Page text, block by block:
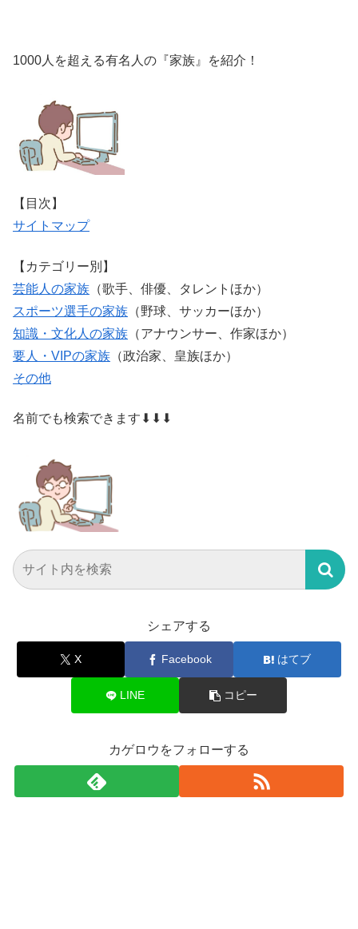
1000人を超える有名人の『家族』を紹介！
【目次】
サイトマップ
【カテゴリー別】
芸能人の家族 （歌手、俳優、タレントほか）
スポーツ選手の家族 （野球、サッカーほか）
知識・文化人の家族 （アナウンサー、作家ほか）
要人・VIPの家族 （政治家、皇族ほか）
その他
名前でも検索できます⬇⬇⬇
シェアする
X Facebook はてブ
LINE コピー
カゲロウをフォローする